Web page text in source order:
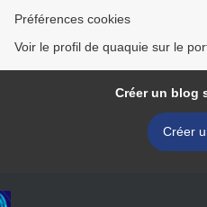
Préférences cookies
Voir le profil de quaquie sur le
Créer un blog
Créer